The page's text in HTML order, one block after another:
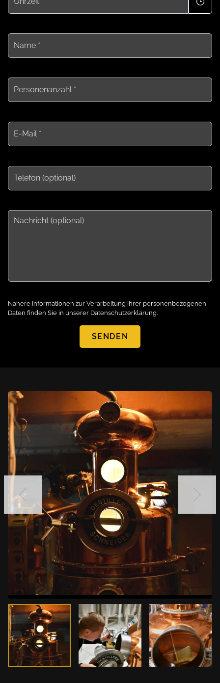
Name *
Personenanzahl *
E-Mail *
Telefon (optional)
Nachricht (optional)
Nähere Informationen zur Verarbeitung Ihrer personenbezogenen
Daten finden Sie in unserer Datenschutzerklärung.
SENDEN